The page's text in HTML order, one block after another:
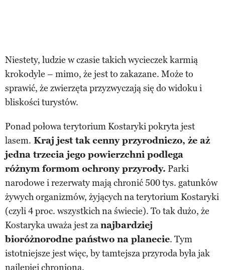
Niestety, ludzie w czasie takich wycieczek karmią
krokodyle – mimo, że jest to zakazane. Może to
sprawić, że zwierzęta przyzwyczają się do widoku i
bliskości turystów.
Ponad połowa terytorium Kostaryki pokryta jest
lasem. Kraj jest tak cenny przyrodniczo, że aż
jedna trzecia jego powierzchni podlega
różnym formom ochrony przyrody. Parki
narodowe i rezerwaty mają chronić 500 tys. gatunków
żywych organizmów, żyjących na terytorium Kostaryki
(czyli 4 proc. wszystkich na świecie). To tak dużo, że
Kostaryka uważa jest zanajbardziej
bioróżnorodne państwo na planecie. Tym
istotniejsze jest więc, by tamtejsza przyroda była jak
najlepiej chroniona.